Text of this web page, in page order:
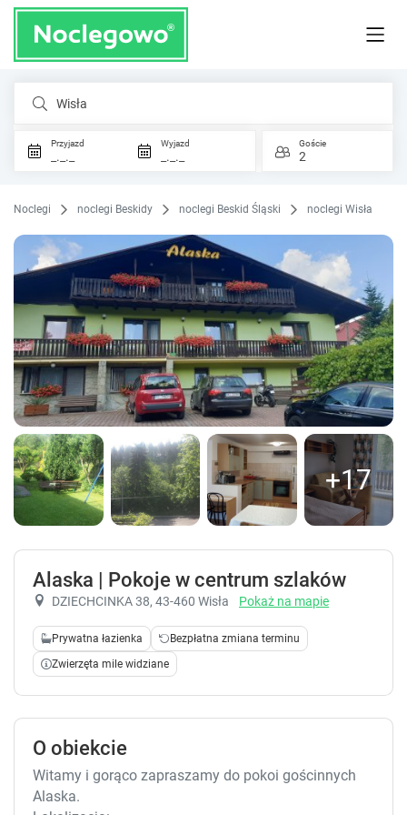
Wisła
Przyjazd
_._._
Wyjazd
_._._
Goście
2
Noclegi noclegi Beskidy noclegi Beskid Śląski noclegi Wisła
+17
Alaska | Pokoje w centrum szlaków
DZIECHCINKA 38, 43-460 Wisła Pokaż na mapie
Prywatna łazienka
Bezpłatna zmiana terminu
Zwierzęta mile widziane
O obiekcie
Witamy i gorąco zapraszamy do pokoi gościnnych
Alaska.